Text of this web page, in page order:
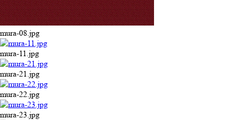
mura-08.jpg
mura-11.jpg
mura-21.jpg
mura-22.jpg
mura-23.jpg